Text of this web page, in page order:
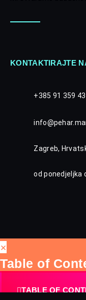
KONTAKTIRAJTE
+385 91 359
Zagreb,
od ponedjeljka
×
Table of
TABLE OF